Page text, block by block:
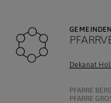
Dekanat
PFARRE
PFARRE